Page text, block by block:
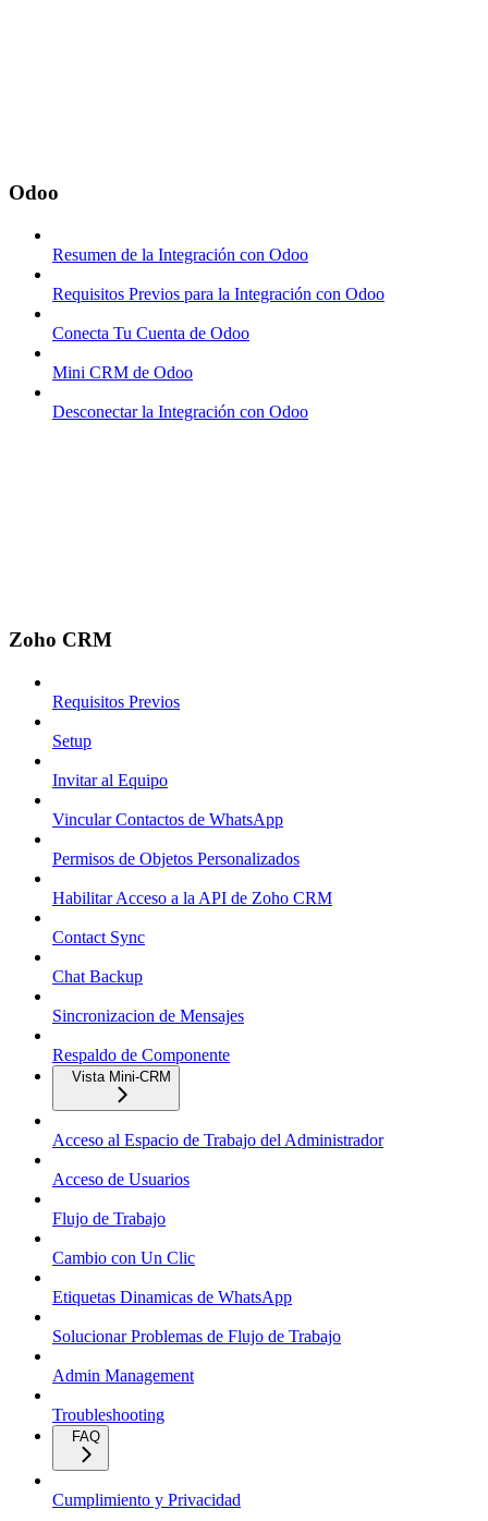
Odoo
Resumen de la Integración con Odoo
Requisitos Previos para la Integración con Odoo
Conecta Tu Cuenta de Odoo
Mini CRM de Odoo
Desconectar la Integración con Odoo
Zoho CRM
Requisitos Previos
Setup
Invitar al Equipo
Vincular Contactos de WhatsApp
Permisos de Objetos Personalizados
Habilitar Acceso a la API de Zoho CRM
Contact Sync
Chat Backup
Sincronizacion de Mensajes
Respaldo de Componente
Vista Mini-CRM
Acceso al Espacio de Trabajo del Administrador
Acceso de Usuarios
Flujo de Trabajo
Cambio con Un Clic
Etiquetas Dinamicas de WhatsApp
Solucionar Problemas de Flujo de Trabajo
Admin Management
Troubleshooting
FAQ
Cumplimiento y Privacidad